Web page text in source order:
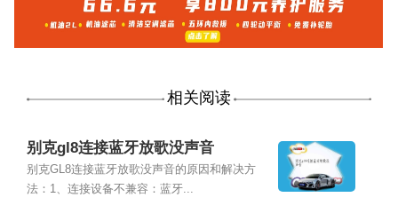
相关阅读
别克gl8连接蓝牙放歌没声音
别克GL8连接蓝牙放歌没声音的原因和解决方
法：1、连接设备不兼容：蓝牙...